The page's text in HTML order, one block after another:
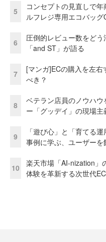
5
コンセプトの見直しで
ルフレジ専用エコバッ
6
圧倒的レビュー数をど
「and ST」が語る
7
[マンガ]ECの購入を左
べき？
8
ベテラン店員のノウハ
ー「グッデイ」の現場主
9
「遊び心」と「育てる
事例に学ぶ、ユーザー
10
楽天市場「AI-nization」
体験を革新する次世代